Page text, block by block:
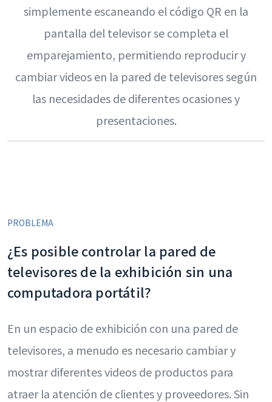
simplemente escaneando el código QR en la
pantalla del televisor se completa el
emparejamiento, permitiendo reproducir y
cambiar videos en la pared de televisores según
las necesidades de diferentes ocasiones y
presentaciones.
PROBLEMA
¿Es posible controlar la pared de
televisores de la exhibición sin una
computadora portátil?
En un espacio de exhibición con una pared de
televisores, a menudo es necesario cambiar y
mostrar diferentes videos de productos para
atraer la atención de clientes y proveedores. Sin